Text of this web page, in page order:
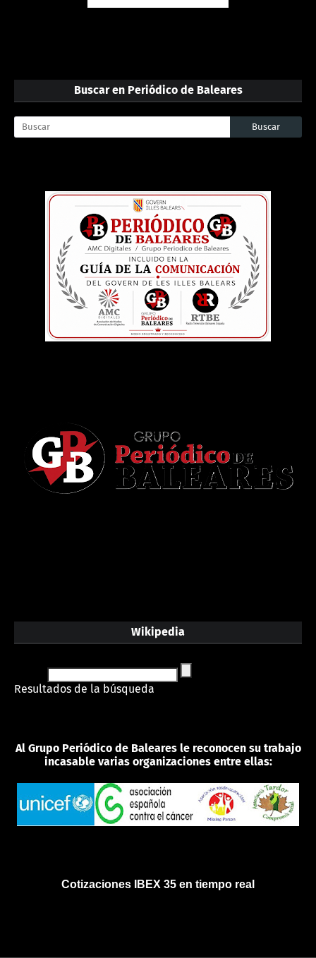
Buscar en Periódico de Baleares
Wikipedia
Resultados de la búsqueda
Al Grupo Periódico de Baleares le reconocen su trabajo
incasable varias organizaciones entre ellas:
Cotizaciones IBEX 35 en tiempo real